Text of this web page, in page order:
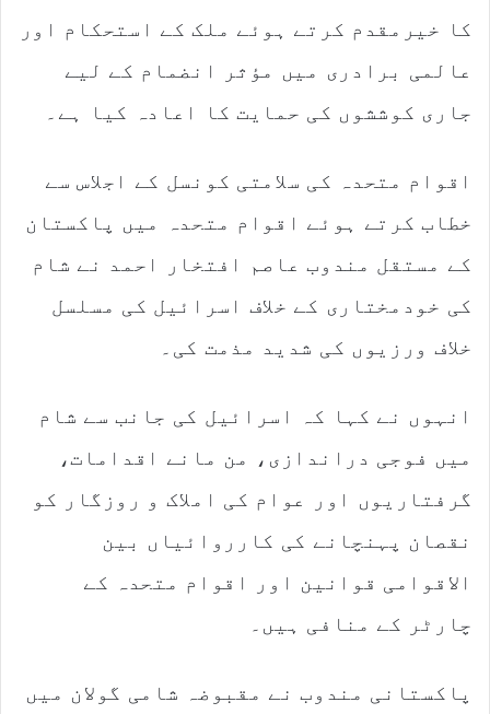
کا خیرمقدم کرتے ہوئے ملک کے استحکام اور
عالمی برادری میں مؤثر انضمام کے لیے
جاری کوششوں کی حمایت کا اعادہ کیا ہے۔
اقوام متحدہ کی سلامتی کونسل کے اجلاس سے
خطاب کرتے ہوئے اقوام متحدہ میں پاکستان
کے مستقل مندوب عاصم افتخار احمد نے شام
کی خودمختاری کے خلاف اسرائیل کی مسلسل
خلاف ورزیوں کی شدید مذمت کی۔
انہوں نے کہا کہ اسرائیل کی جانب سے شام
میں فوجی دراندازی، من مانے اقدامات،
گرفتاریوں اور عوام کی املاک و روزگار کو
نقصان پہنچانے کی کارروائیاں بین
الاقوامی قوانین اور اقوام متحدہ کے
چارٹر کے منافی ہیں۔
پاکستانی مندوب نے مقبوضہ شامی گولان میں